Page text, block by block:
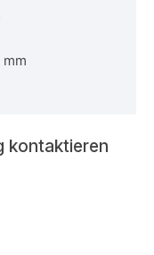
mm
kontaktieren